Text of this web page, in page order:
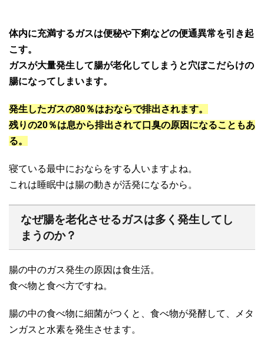
体内に充満するガスは便秘や下痢などの便通異常を引き起
こす。
ガスが大量発生して腸が老化してしまうと穴ぼこだらけの
腸になってしまいます。
発生したガスの80％はおならで排出されます。
残りの20％は息から排出されて口臭の原因になることもあ
る。
寝ている最中におならをする人いますよね。
これは睡眠中は腸の動きが活発になるから。
なぜ腸を老化させるガスは多く発生してし
まうのか？
腸の中のガス発生の原因は食生活。
食べ物と食べ方ですね。
腸の中の食べ物に細菌がつくと、食べ物が発酵して、メタ
ンガスと水素を発生させます。